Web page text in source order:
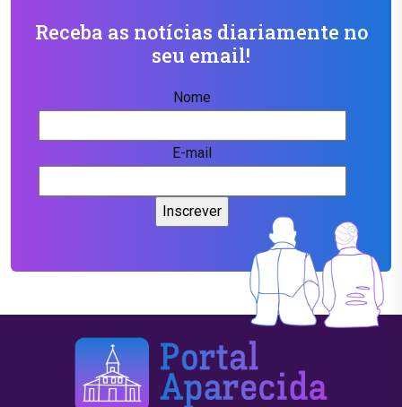
Receba as notícias diariamente no
seu email!
Nome
E-mail